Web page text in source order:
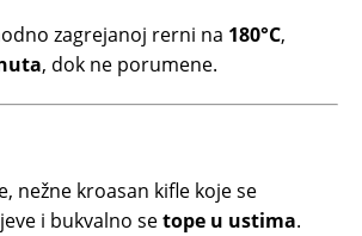
zagrejanoj rerni na 180°C,
, dok ne porumene.
nežne kroasan kifle koje se
i bukvalno setope u ustima.